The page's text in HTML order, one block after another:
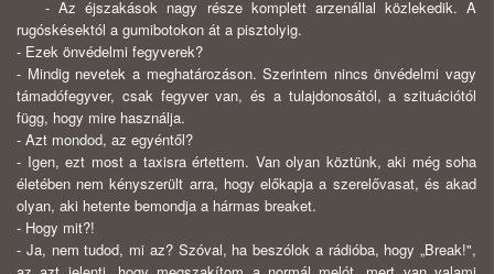
- Az éjszakások nagy része komplett arzenállal közlekedik. A
rugóskésektól a gumibotokon át a pisztolyig.
- Ezek önvédelmi fegyverek?
- Mindig nevetek a meghatározáson. Szerintem nincs önvédelmi vagy
támadófegyver, csak fegyver van, és a tulajdonosától, a szituációtól
függ, hogy mire használja.
- Azt mondod, az egyéntől?
- Igen, ezt most a taxisra értettem. Van olyan köztünk, aki még soha
életében nem kényszerült arra, hogy előkapja a szerelővasat, és akad
olyan, aki hetente bemondja a hármas breaket.
- Hogy mit?!
- Ja, nem tudod, mi az? Szóval, ha beszólok a rádióba, hogy „Break!",